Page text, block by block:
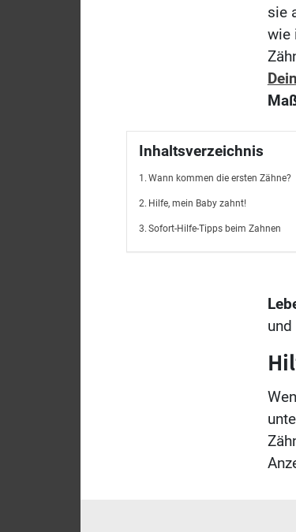
sie
wie
Inhaltsverzeichnis
Wann kommen die ersten Zähne?
Hilfe, mein Baby zahnt!
Sofort-Hilfe-Tipps beim Zahnen